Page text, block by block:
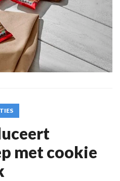
met cookie